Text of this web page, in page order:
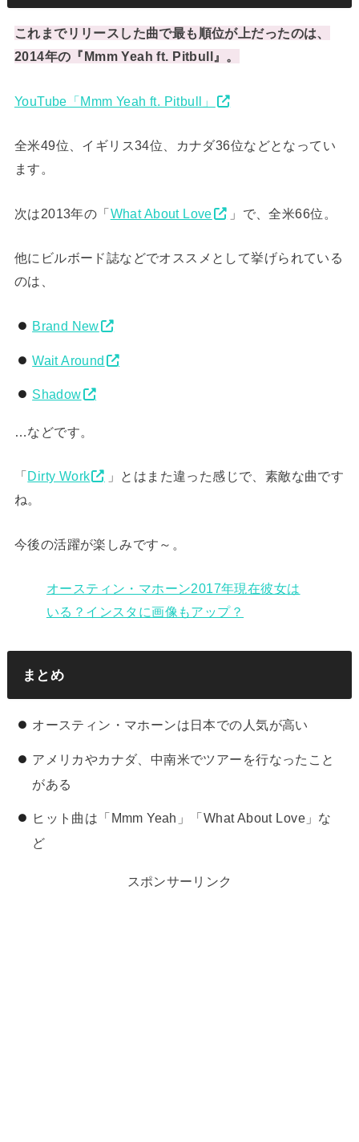
これまでリリースした曲で最も順位が上だったのは、
2014年の『Mmm Yeah ft. Pitbull』。
YouTube「Mmm Yeah ft. Pitbull」
全米49位、イギリス34位、カナダ36位などとなってい
ます。
次は2013年の「What About Love 」で、全米66位。
他にビルボード誌などでオススメとして挙げられている
のは、
Brand New
Wait Around
Shadow
…などです。
「Dirty Work
」とはまた違った感じで、素敵な曲です
ね。
今後の活躍が楽しみです～。
オースティン・マホーン2017年現在彼女は
いる？インスタに画像もアップ？
まとめ
オースティン・マホーンは日本での人気が高い
アメリカやカナダ、中南米でツアーを行なったこと
がある
ヒット曲は「Mmm Yeah」「What About Love」な
ど
スポンサーリンク